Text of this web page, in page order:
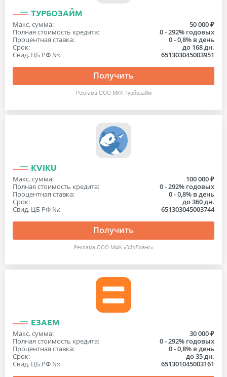
ТУРБОЗАЙМ
Макс. сумма:
50 000 ₽
Полная стоимость кредита:
0 - 292% годовых
Процентная ставка:
0 - 0,8% в день
Срок:
до 168 дн.
Свид. ЦБ РФ №:
651303045003951
Получить
Реклама ООО МКК Турбозайм
KVIKU
Макс. сумма:
100 000 ₽
Полная стоимость кредита:
0 - 292% годовых
Процентная ставка:
0 - 0,8% в день
Срок:
до 360 дн.
Свид. ЦБ РФ №:
651303045003744
Получить
Реклама ООО МФК «ЭйрЛоанс»
ЕЗАЕМ
Макс. сумма:
30 000 ₽
Полная стоимость кредита:
0 - 292% годовых
Процентная ставка:
0 - 0,8% в день
Срок:
до 35 дн.
Свид. ЦБ РФ №:
651301045003161